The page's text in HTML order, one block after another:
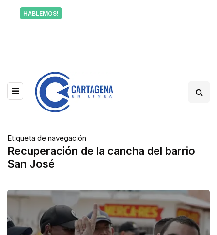
HABLEMOS!
Etiqueta de navegación
Recuperación de la cancha del barrio
San José